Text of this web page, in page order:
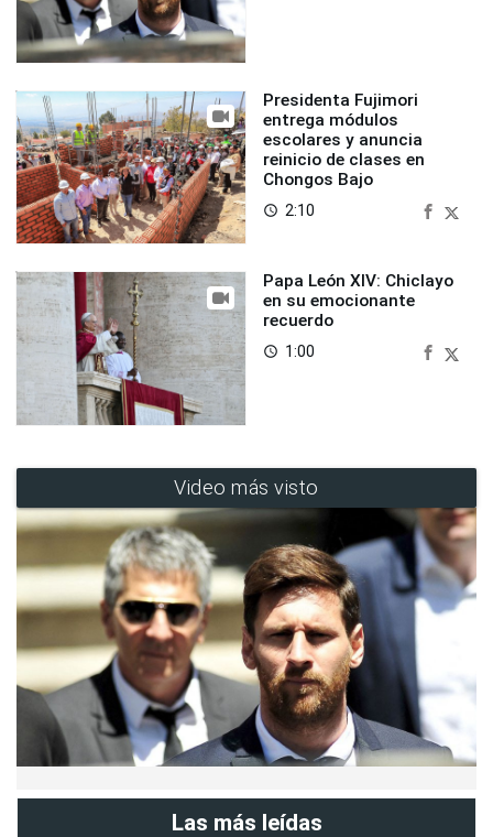
Presidenta Fujimori
entrega módulos
escolares y anuncia
reinicio de clases en
Chongos Bajo
access_time 2:10
Papa León XIV: Chiclayo
en su emocionante
recuerdo
access_time 1:00
Video más visto
Las más leídas